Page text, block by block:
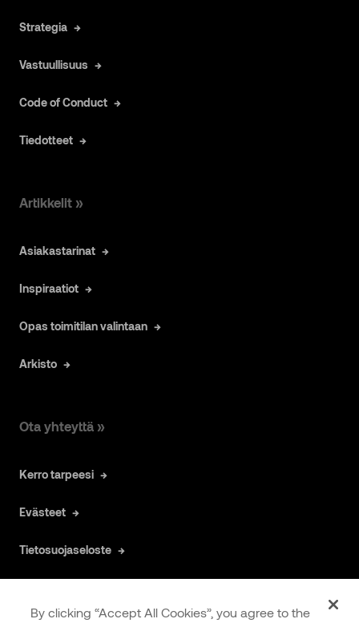
Strategia
Vastuullisuus
Code of Conduct
Tiedotteet
Artikkelit »
Asiakastarinat
Inspiraatiot
Opas toimitilan valintaan
Arkisto
Ota yhteyttä »
Kerro tarpeesi
Evästeet
Tietosuojaseloste
By clicking “Accept All Cookies”, you agree to the